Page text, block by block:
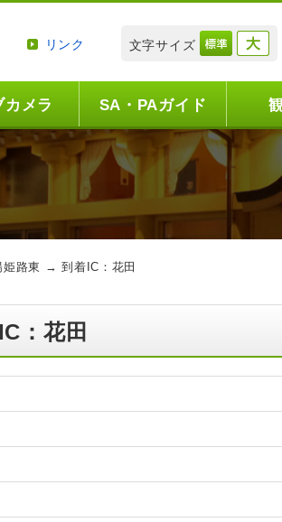
リンク 文字サイズ
カメラ SA・PAガイド
姫路東 → 到着IC：花田
：花田